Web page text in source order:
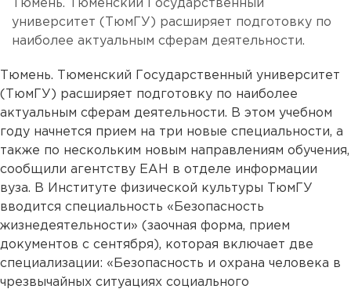
Тюмень. Тюменский Государственный
университет (ТюмГУ) расширяет подготовку по
наиболее актуальным сферам деятельности.
Тюмень. Тюменский Государственный университет
(ТюмГУ) расширяет подготовку по наиболее
актуальным сферам деятельности. В этом учебном
году начнется прием на три новые специальности, а
также по нескольким новым направлениям обучения,
сообщили агентству ЕАН в отделе информации
вуза. В Институте физической культуры ТюмГУ
вводится специальность «Безопасность
жизнедеятельности» (заочная форма, прием
документов с сентября), которая включает две
специализации: «Безопасность и охрана человека в
чрезвычайных ситуациях социального